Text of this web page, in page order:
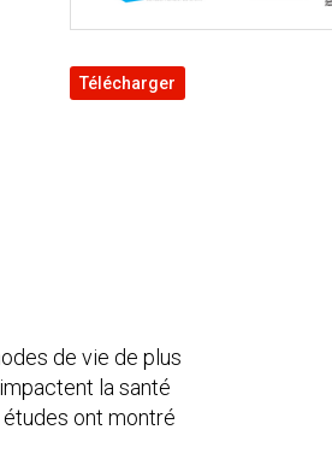
Télécharger
de vie de plus
la santé
ont montré